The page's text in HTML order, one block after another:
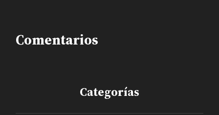
Comentarios
Categorías